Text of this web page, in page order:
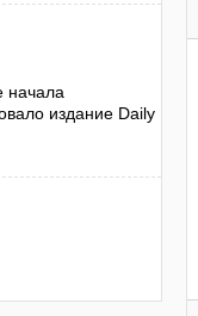
начала
издание Daily